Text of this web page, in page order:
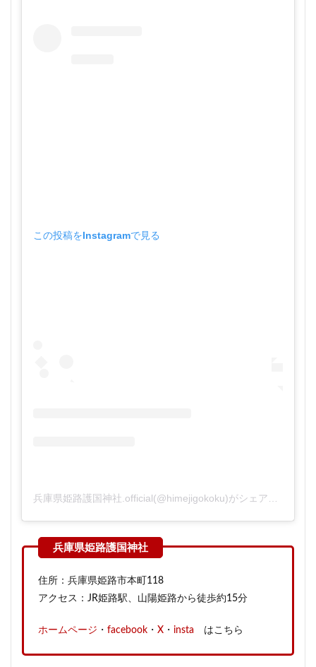
この投稿をInstagramで見る
住所：兵庫県姫路市本町118
アクセス：JR姫路駅、山陽姫路から徒歩約15分
ホームページ ・ facebook ・ X ・ insta はこちら